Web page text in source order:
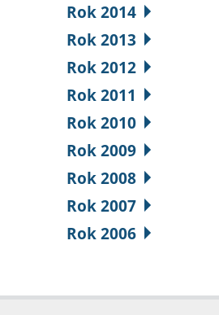
Rok 2014
Rok 2013
Rok 2012
Rok 2011
Rok 2010
Rok 2009
Rok 2008
Rok 2007
Rok 2006